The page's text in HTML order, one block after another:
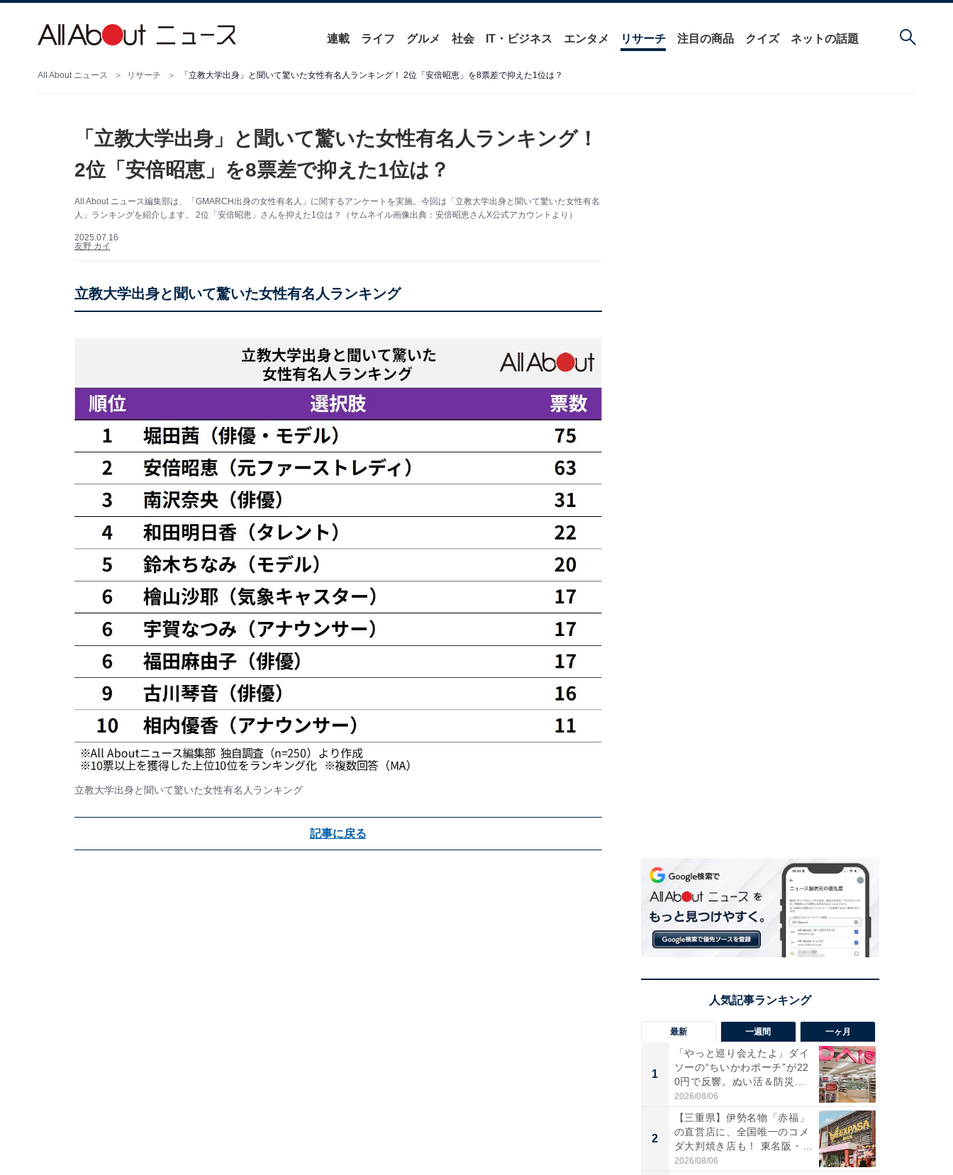
連載 ライフ グルメ 社会 IT・ビジネス エンタメ リサーチ 注目の商品 クイズ ネットの話題
All About ニュース リサーチ 「立教大学出身」と聞いて驚いた女性有名人ランキング！ 2位「安倍昭恵」を8票差で抑えた1位は？
「立教大学出身」と聞いて驚いた女性有名人ランキング！
2位「安倍昭恵」を8票差で抑えた1位は？
All About ニュース編集部は、「GMARCH出身の女性有名人」に関するアンケートを実施。今回は「立教大学出身と聞いて驚いた女性有名
人」ランキングを紹介します。 2位「安倍昭恵」さんを抑えた1位は？（サムネイル画像出典：安倍昭恵さんX公式アカウントより）
2025.07.16
友野 カイ
立教大学出身と聞いて驚いた女性有名人ランキング
立教大学出身と聞いて驚いた女性有名人ランキング
記事に戻る
最新 一週間 一ヶ月
1
「やっと巡り会えたよ」ダイ
ソーの“ちいかわポーチ”が22
0円で反響。ぬい活＆防災...
2026/08/06
2
【三重県】伊勢名物「赤福」
の直営店に、全国唯一のコメ
ダ大判焼き店も！ 東名阪・
伊...
2026/08/06